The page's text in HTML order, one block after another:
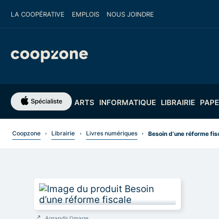
LA COOPÉRATIVE EMPLOIS NOUS JOINDRE
ARTS INFORMATIQUE LIBRAIRIE
Coopzone Librairie Livres numériques Besoin d’une réforme